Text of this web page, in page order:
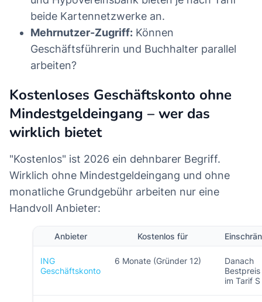
beide Kartennetzwerke an.
Mehrnutzer-Zugriff: Können
Geschäftsführerin und Buchhalter parallel
arbeiten?
Kostenloses Geschäftskonto ohne
Mindestgeldeingang – wer das
wirklich bietet
"Kostenlos" ist 2026 ein dehnbarer Begriff.
Wirklich ohne Mindestgeldeingang und ohne
monatliche Grundgebühr arbeiten nur eine
Handvoll Anbieter:
Anbieter Kostenlos für
ING
Geschäftskonto
6 Monate (Gründer 12)
Danach
im Tarif S